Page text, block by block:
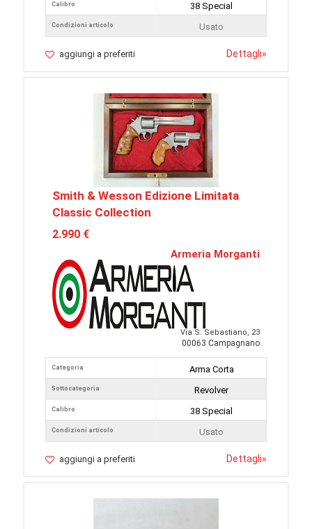
Calibro
Condizioni articolo
38 Special
Usato
aggiungi a preferiti Dettagli»
Smith & Wesson Edizione Limitata
Classic Collection
2.990 €
Armeria Morganti
Via S. Sebastiano, 23
00063 Campagnano
Categoria
Sottocategoria
Calibro
Condizioni articolo
Arma Corta
Revolver
38 Special
Usato
aggiungi a preferiti Dettagli»